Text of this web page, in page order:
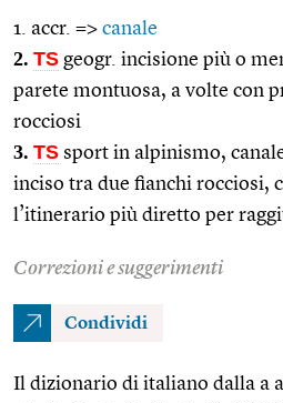
1. accr. => canale
2. TS geogr. incisione più o
parete montuosa, a volte con
rocciosi
3. TS sport in alpinismo,
inciso tra due fianchi rocciosi,
l’itinerario più diretto per
Correzioni e suggerimenti
Condividi
Il dizionario di italiano dalla a